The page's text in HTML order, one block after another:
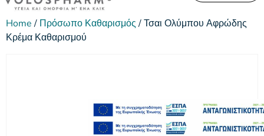
Home/ Πρόσωπο Καθαρισμός/ Τσαι Ολύμπου Αφρώδης
Κρέμα Καθαρισμού